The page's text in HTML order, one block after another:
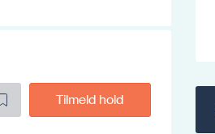
Tilmeld hold